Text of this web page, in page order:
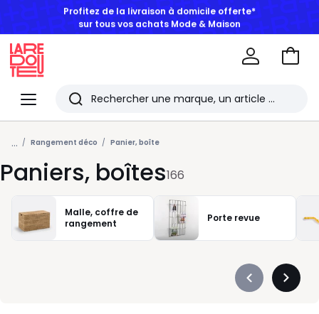
BONS PLANS | Jusqu'à -50% dès 2 articles*
Menu
Redoute
Rechercher
Les
derniers
articles
consultés
Aller
... Rangement déco Panier, boîte
Paniers, boîtes166
Malle, coffre de
rangement
Porte revue
Précédent